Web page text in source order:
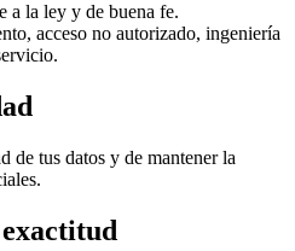
a la ley y de buena fe.
acceso no autorizado, ingeniería
de tus datos y de mantener la